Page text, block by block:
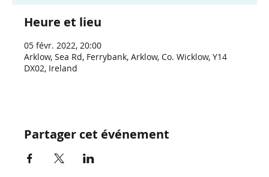
Heure et lieu
05 févr. 2022, 20:00
Arklow, Sea Rd, Ferrybank, Arklow, Co. Wicklow, Y14
DX02, Ireland
Partager cet événement